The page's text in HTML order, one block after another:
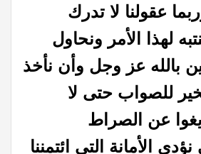
عقولنا لا تدرك
لهذا الأمر ونحاول
بالله عز وجل وأن نأخذ
للصواب حتى لا
عن الصراط
الأمانة التي ائتمننا